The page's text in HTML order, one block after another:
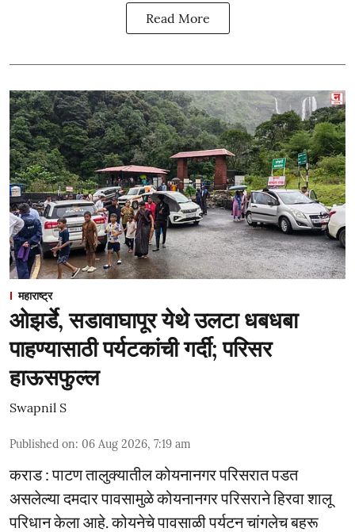
Read More
महाराष्ट्र
ओझर्डे, सडावाघापूर येथे उलटा धबधबा
पाहण्यासाठी पर्यटकांची गर्दी; परिसर
हाऊसफुल्ल
Swapnil S
Published on: 06 Aug 2026, 7:19 am
कराड : पाटण तालुक्यातील कोयनानगर परिसरात पडत
असलेल्या दमदार पावसामुळे कोयनानगर परिसराने हिरवा शालू
परिधान केला आहे. कोयनेचे पावसाळी पर्यटन चांगलेच बहरू